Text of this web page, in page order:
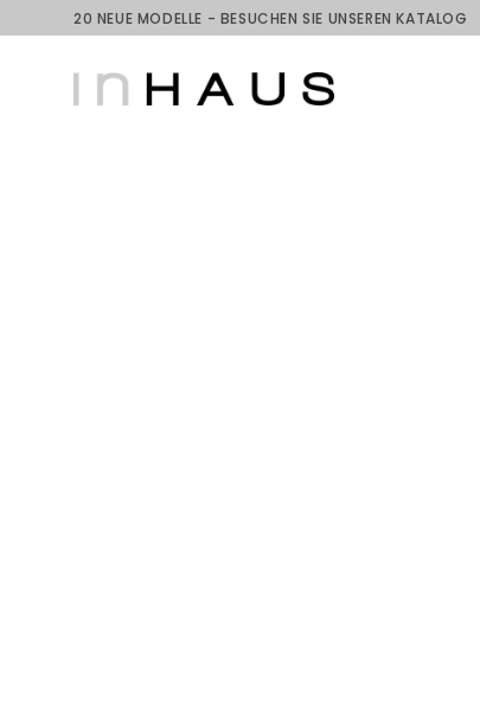
to
20 NEUE MODELLE - BESUCHEN SIE UNSEREN KATALOG